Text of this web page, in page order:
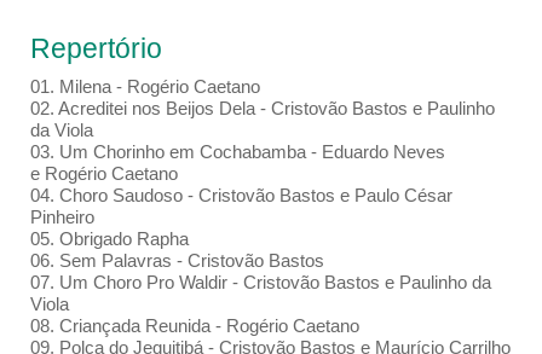
Repertório
01. Milena - Rogério Caetano
02. Acreditei nos Beijos Dela - Cristovão Bastos e Paulinho
da Viola
03. Um Chorinho em Cochabamba - Eduardo Neves
e Rogério Caetano
04. Choro Saudoso - Cristovão Bastos e Paulo César
Pinheiro
05. Obrigado Rapha
06. Sem Palavras - Cristovão Bastos
07. Um Choro Pro Waldir - Cristovão Bastos e Paulinho da
Viola
08. Criançada Reunida - Rogério Caetano
09. Polca do Jequitibá - Cristovão Bastos e Maurício Carrilho